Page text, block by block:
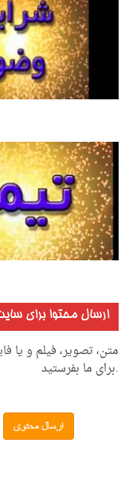
ارسال محتوا برای
متن، تصویر، فیلم و یا
.برای ما بفرستید